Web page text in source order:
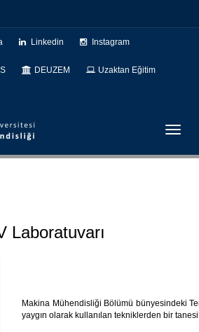
Linkedin Instagram
DEUZEM Uzaktan Eğitim
Laboratuvarı
Makina Mühendisliği Bölümü bünyesindeki
yaygın olarak kullanılan tekniklerden bir